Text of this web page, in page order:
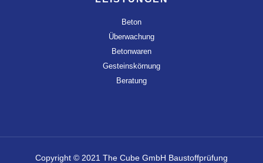
Beton
Überwachung
Betonwaren
Gesteinskörnung
Beratung
Copyright © 2021 The Cube GmbH Baustoffprüfung